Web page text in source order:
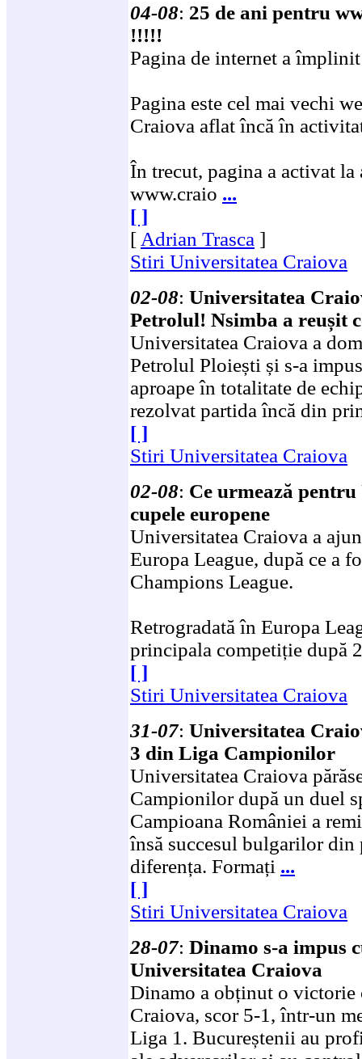
04-08: 25 de ani pentru
!!!!!
Pagina de internet a
Pagina este cel mai vechi
Craiova aflat încă în
În trecut, pagina a activat
www.craio ...
[ ]
[ Adrian Trasca ]
Stiri Universitatea Craiova
02-08: Universitatea
Petrolul! Nsimba a reușit
Universitatea Craiova a
Petrolul Ploiești și s-a
aproape în totalitate de
rezolvat partida încă din
[ ]
Stiri Universitatea Craiova
02-08: Ce urmează
cupele europene
Universitatea Craiova a
Europa League, după ce a
Champions League.
Retrogradată în Europa
principala competiție după
[ ]
Stiri Universitatea Craiova
31-07: Universitatea
3 din Liga Campionilor
Universitatea Craiova
Campionilor după un duel
Campioana României a
însă succesul bulgarilor din
diferența. Formați ...
[ ]
Stiri Universitatea Craiova
28-07: Dinamo s-a impus
Universitatea Craiova
Dinamo a obținut o
Craiova, scor 5-1, într-un
Liga 1. Bucureștenii au